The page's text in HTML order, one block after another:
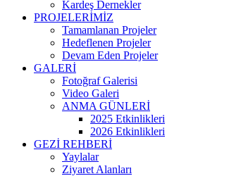
Kardeş Dernekler
PROJELERİMİZ
Tamamlanan Projeler
Hedeflenen Projeler
Devam Eden Projeler
GALERİ
Fotoğraf Galerisi
Video Galeri
ANMA GÜNLERİ
2025 Etkinlikleri
2026 Etkinlikleri
GEZİ REHBERİ
Yaylalar
Ziyaret Alanları